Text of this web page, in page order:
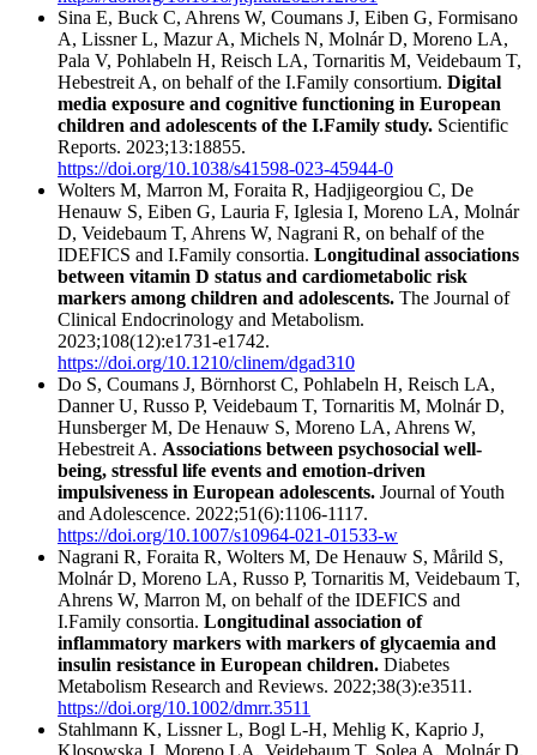
Sina E, Buck C, Ahrens W, Coumans J, Eiben G, Formisano
A, Lissner L, Mazur A, Michels N, Molnár D, Moreno LA,
Pala V, Pohlabeln H, Reisch LA, Tornaritis M, Veidebaum T,
Hebestreit A, on behalf of the I.Family consortium. Digital
media exposure and cognitive functioning in European
children and adolescents of the I.Family study. Scientific
Reports. 2023;13:18855.
https://doi.org/10.1038/s41598-023-45944-0
Wolters M, Marron M, Foraita R, Hadjigeorgiou C, De
Henauw S, Eiben G, Lauria F, Iglesia I, Moreno LA, Molnár
D, Veidebaum T, Ahrens W, Nagrani R, on behalf of the
IDEFICS and I.Family consortia. Longitudinal associations
between vitamin D status and cardiometabolic risk
markers among children and adolescents. The Journal of
Clinical Endocrinology and Metabolism.
2023;108(12):e1731-e1742.
https://doi.org/10.1210/clinem/dgad310
Do S, Coumans J, Börnhorst C, Pohlabeln H, Reisch LA,
Danner U, Russo P, Veidebaum T, Tornaritis M, Molnár D,
Hunsberger M, De Henauw S, Moreno LA, Ahrens W,
Hebestreit A. Associations between psychosocial well-
being, stressful life events and emotion-driven
impulsiveness in European adolescents. Journal of Youth
and Adolescence. 2022;51(6):1106-1117.
https://doi.org/10.1007/s10964-021-01533-w
Nagrani R, Foraita R, Wolters M, De Henauw S, Mårild S,
Molnár D, Moreno LA, Russo P, Tornaritis M, Veidebaum T,
Ahrens W, Marron M, on behalf of the IDEFICS and
I.Family consortia. Longitudinal association of
inflammatory markers with markers of glycaemia and
insulin resistance in European children. Diabetes
Metabolism Research and Reviews. 2022;38(3):e3511.
https://doi.org/10.1002/dmrr.3511
Stahlmann K, Lissner L, Bogl L-H, Mehlig K, Kaprio J,
Klosowska J, Moreno LA, Veidebaum T, Solea A, Molnár D,